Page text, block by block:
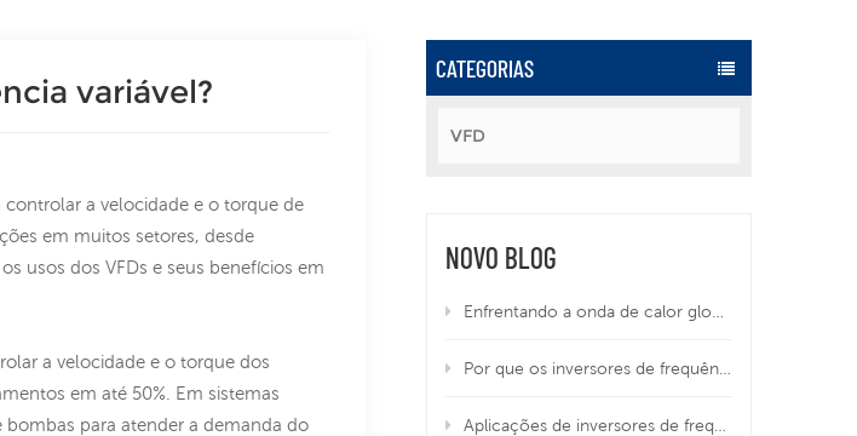
CATEGORIAS
VFD
NOVO BLOG
Enfrentando a onda de calor global no verão: como os Variable Frequency Drives (VFDs) protegem seus equipamentos contra o superaquecimento
Por que os inversores de frequência habilitados para IIoT estão se tornando essenciais na manufatura moderna
Aplicações de inversores de frequência em sistemas HVAC, de águas residuais e industriais
variável?
controlar a velocidade e o torque de
em muitos setores, desde
usos dos VFDs e seus benefícios em
a velocidade e o torque dos
em até 50%. Em sistemas
bombas para atender a demanda do